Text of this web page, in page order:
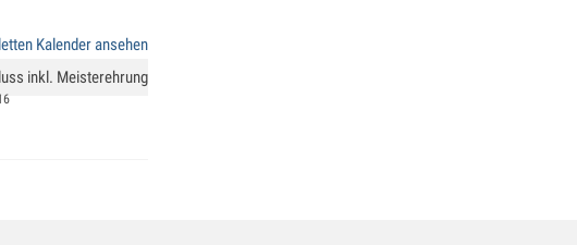
Kalender ansehen
inkl. Meisterehrung